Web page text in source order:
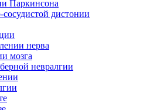
Паркинсона
сосудистой дистонии
нерва
мозга
невралгии